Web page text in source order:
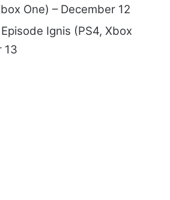
One) – December 12
Ignis (PS4, Xbox
13